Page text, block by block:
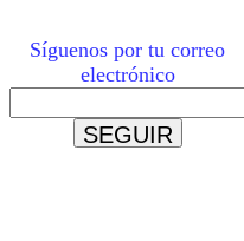
Síguenos por tu correo
electrónico